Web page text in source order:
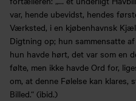
var, hende ubevidst, hendes
Værksted, i en kjøbenhavnsk
Digtning op; hun sammensatte
hun havde hørt, det var som en
følte, men ikke havde Ord for,
om, at denne Følelse kan
Billed.“ (ibid.)